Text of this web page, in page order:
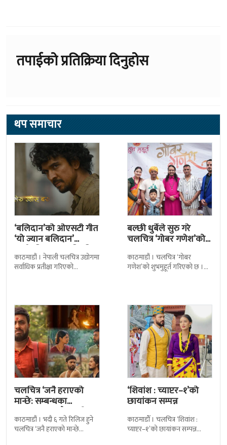
तपाईको प्रतिक्रिया दिनुहोस
थप समाचार
‘बलिदान’को ओएसटी गीत
‘यो ज्यान बलिदान’
सार्वजनिक, मातृभूमिप्रति
पुत्रको भावनात्मक…
काठमाडौं । नेपाली चलचित्र उद्योगमा
सर्वाधिक प्रतीक्षा गरिएको
बल्छी धुर्बेले सुरु गरे
चलचित्र ‘गोबर गणेश’को
छायांकन
काठमाडौं । चलचित्र ‘गोबर
गणेश’को शुभमुहूर्त गरिएको छ ।
चलचित्र ‘जनै हराएको
मान्छे: सम्बन्धका
धागाहरू’मा जनै कसरी
हराउँछ ?
काठमाडौं । भदौ ६ गते रिलिज हुने
चलचित्र ‘जनै हराएको मान्छे
‘शिवांश : च्याप्टर–१’को
छायांकन सम्पन्न
काठमाडौँ । चलचित्र ‘शिवांश :
च्याप्टर–१’को छायांकन सम्पन्न